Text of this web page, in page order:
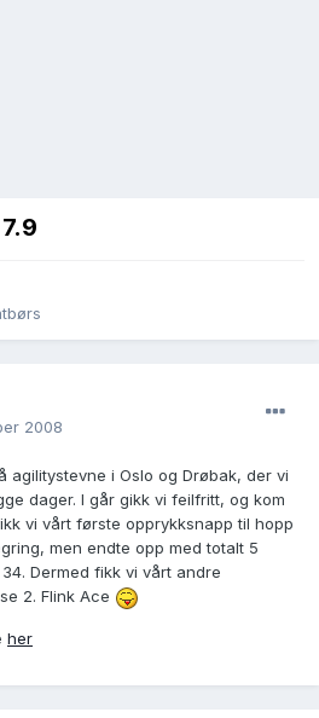
2008
i Oslo og Drøbak, der vi
dager. I går gikk vi feilfritt, og kom
vi vårt første opprykksnapp til hopp
men endte opp med totalt 5
Dermed fikk vi vårt andre
2. Flink Ace
her